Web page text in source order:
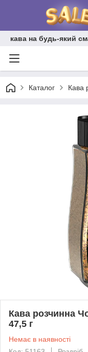
кава на будь-який
Каталог Кава
Кава розчинна
47,5 г
Немає в наявності